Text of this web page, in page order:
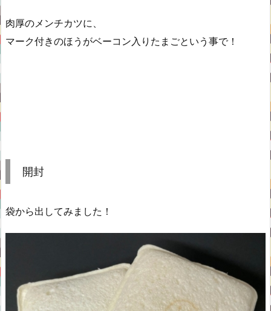
肉厚のメンチカツに、
マーク付きのほうがベーコン入りたまごという事で！
開封
袋から出してみました！